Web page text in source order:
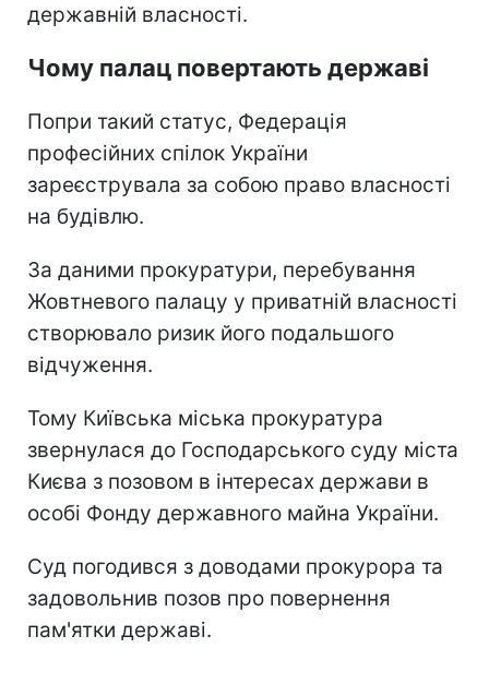
державній власності.
Чому палац повертають державі
Попри такий статус, Федерація
професійних спілок України
зареєструвала за собою право власності
на будівлю.
За даними прокуратури, перебування
Жовтневого палацу у приватній власності
створювало ризик його подальшого
відчуження.
Тому Київська міська прокуратура
звернулася до Господарського суду міста
Києва з позовом в інтересах держави в
особі Фонду державного майна України.
Суд погодився з доводами прокурора та
задовольнив позов про повернення
пам'ятки державі.